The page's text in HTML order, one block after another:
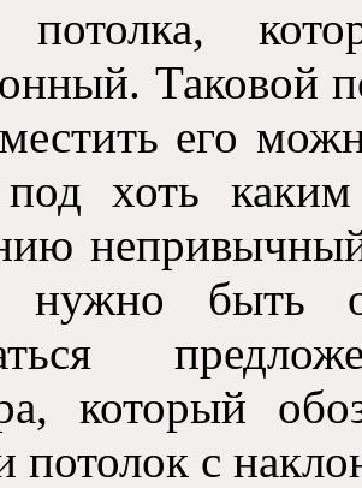
Таковой
его
хоть каким
быть
который
потолок с